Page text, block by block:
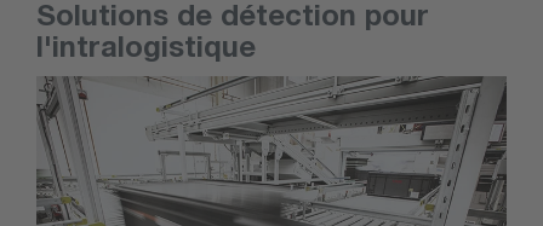
Solutions de détection pour
l'intralogistique